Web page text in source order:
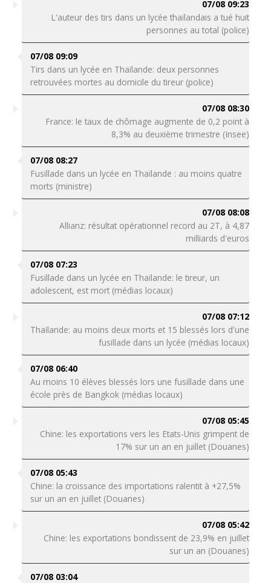
07/08 09:23
L'auteur des tirs dans un lycée thaïlandais a tué huit
personnes au total (police)
07/08 09:09
Tirs dans un lycée en Thaïlande: deux personnes
retrouvées mortes au domicile du tireur (police)
07/08 08:30
France: le taux de chômage augmente de 0,2 point à
8,3% au deuxième trimestre (Insee)
07/08 08:27
Fusillade dans un lycée en Thaïlande : au moins quatre
morts (ministre)
07/08 08:08
Allianz: résultat opérationnel record au 2T, à 4,87
milliards d'euros
07/08 07:23
Fusillade dans un lycée en Thaïlande: le tireur, un
adolescent, est mort (médias locaux)
07/08 07:12
Thaïlande: au moins deux morts et 15 blessés lors d'une
fusillade dans un lycée (médias locaux)
07/08 06:40
Au moins 10 élèves blessés lors une fusillade dans une
école près de Bangkok (médias locaux)
07/08 05:45
Chine: les exportations vers les Etats-Unis grimpent de
17% sur un an en juillet (Douanes)
07/08 05:43
Chine: la croissance des importations ralentit à +27,5%
sur un an en juillet (Douanes)
07/08 05:42
Chine: les exportations bondissent de 23,9% en juillet
sur un an (Douanes)
07/08 03:04